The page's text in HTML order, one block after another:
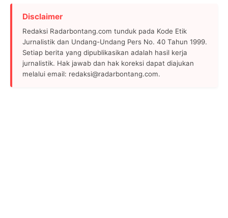
Disclaimer
Redaksi Radarbontang.com tunduk pada Kode Etik
Jurnalistik dan Undang-Undang Pers No. 40 Tahun 1999.
Setiap berita yang dipublikasikan adalah hasil kerja
jurnalistik. Hak jawab dan hak koreksi dapat diajukan
melalui email: redaksi@radarbontang.com.